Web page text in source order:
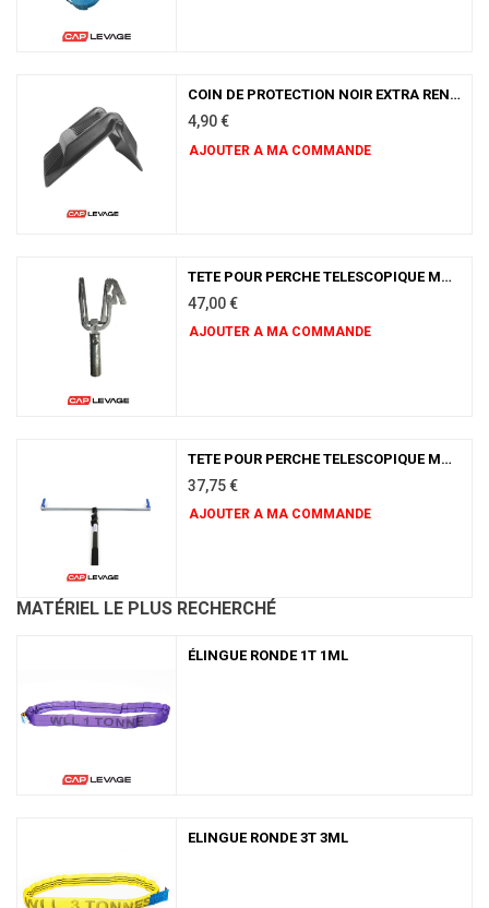
COIN DE PROTECTION NOIR EXTRA RENFORCÉ
4,90€
AJOUTER A MA COMMANDE
TETE POUR PERCHE TELESCOPIQUE MULTI-STICK POSE CORNIÈRE DIM 182 X 97
47,00€
AJOUTER A MA COMMANDE
TETE POUR PERCHE TELESCOPIQUE MULTI-STICK POSE CORNIÈRE DIM 900 X 120
37,75€
AJOUTER A MA COMMANDE
MATÉRIEL LE PLUS RECHERCHÉ
ÉLINGUE RONDE 1T 1ML
ELINGUE RONDE 3T 3ML